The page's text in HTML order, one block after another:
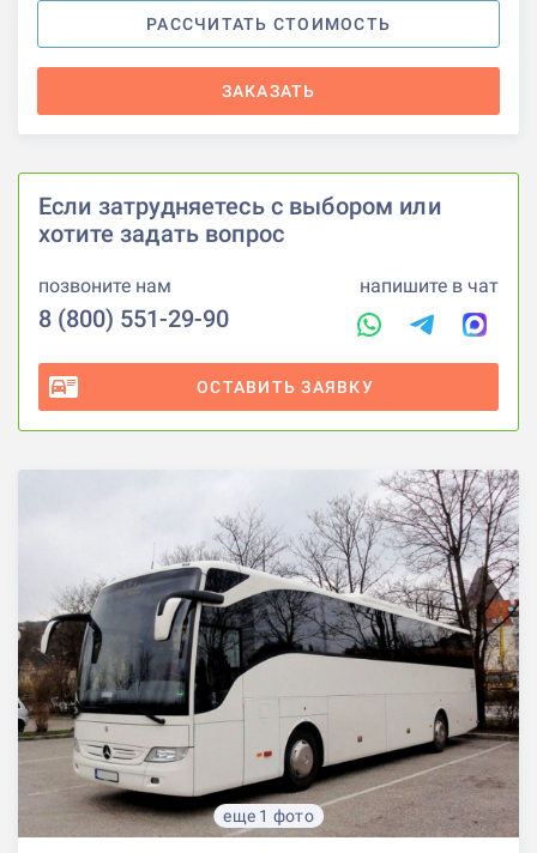
РАССЧИТАТЬ СТОИМОСТЬ
ЗАКАЗАТЬ
еще 1 фото
Если затрудняетесь с выбором или
хотите задать вопрос
позвоните нам
8 (800) 551-29-90
напишите в чат
ОСТАВИТЬ ЗАЯВКУ